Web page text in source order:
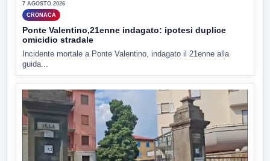
7 AGOSTO 2026
CRONACA
Ponte Valentino,21enne indagato: ipotesi duplice
omicidio stradale
Incidente mortale a Ponte Valentino, indagato il 21enne alla
guida...